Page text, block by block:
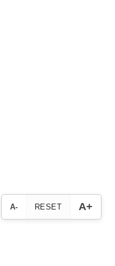
A- RESET A+